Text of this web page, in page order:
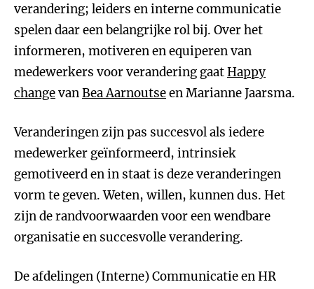
verandering; leiders en interne communicatie
spelen daar een belangrijke rol bij. Over het
informeren, motiveren en equiperen van
medewerkers voor verandering gaatHappy
changevanBea Aarnoutseen Marianne Jaarsma.
Veranderingen zijn pas succesvol als iedere
medewerker geïnformeerd, intrinsiek
gemotiveerd en in staat is deze veranderingen
vorm te geven. Weten, willen, kunnen dus. Het
zijn de randvoorwaarden voor een wendbare
organisatie en succesvolle verandering.
De afdelingen (Interne) Communicatie en HR